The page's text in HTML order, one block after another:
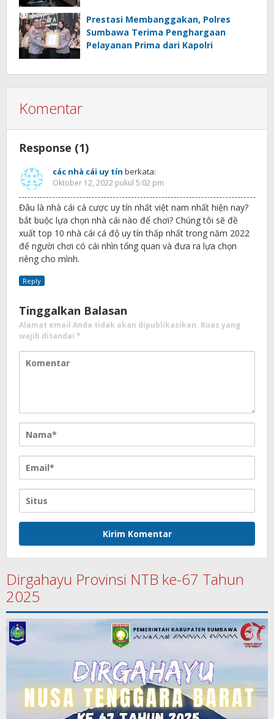
Prestasi Membanggakan, Polres
Sumbawa Terima Penghargaan
Pelayanan Prima dari Kapolri
Komentar
Response (1)
các nhà cái uy tín berkata:
Oktober 12, 2022 pukul 5:02 pm
Đâu là nhà cái cá cược uy tín nhất việt nam nhất hiện nay?
bắt buộc lựa chọn nhà cái nào để chơi? Chúng tôi sẽ đề
xuất top 10 nhà cái cá độ uy tín thấp nhất trong năm 2022
để người chơi có cái nhìn tổng quan và đưa ra lựa chọn
riêng cho mình.
Reply
Tinggalkan Balasan
Alamat email Anda tidak akan dipublikasikan. Ruas yang
wajib ditandai *
Dirgahayu Provinsi NTB ke-67 Tahun
2025